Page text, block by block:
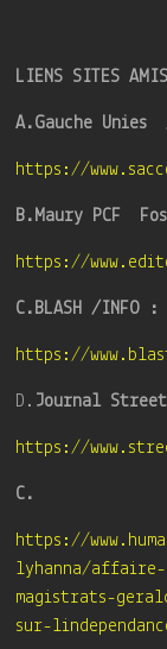
LIENS SITES
A.Gauche Unies
https://
B.Maury PCF
https://
C.BLASH /INFO :
https://
D. Journal
https://
C.
https://
lyhanna/
magistrats-
sur-